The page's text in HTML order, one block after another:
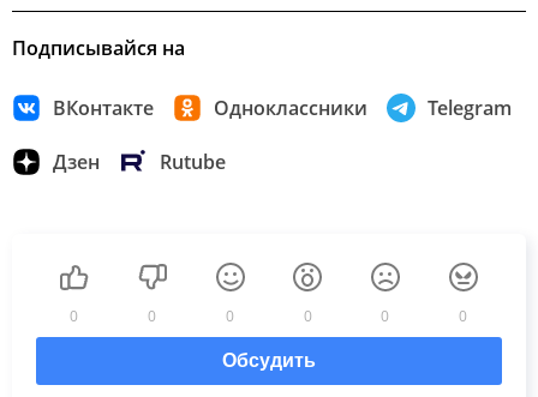
Подписывайся на
ВКонтакте Одноклассники Telegram
Дзен Rutube
0 0 0 0 0 0
Обсудить